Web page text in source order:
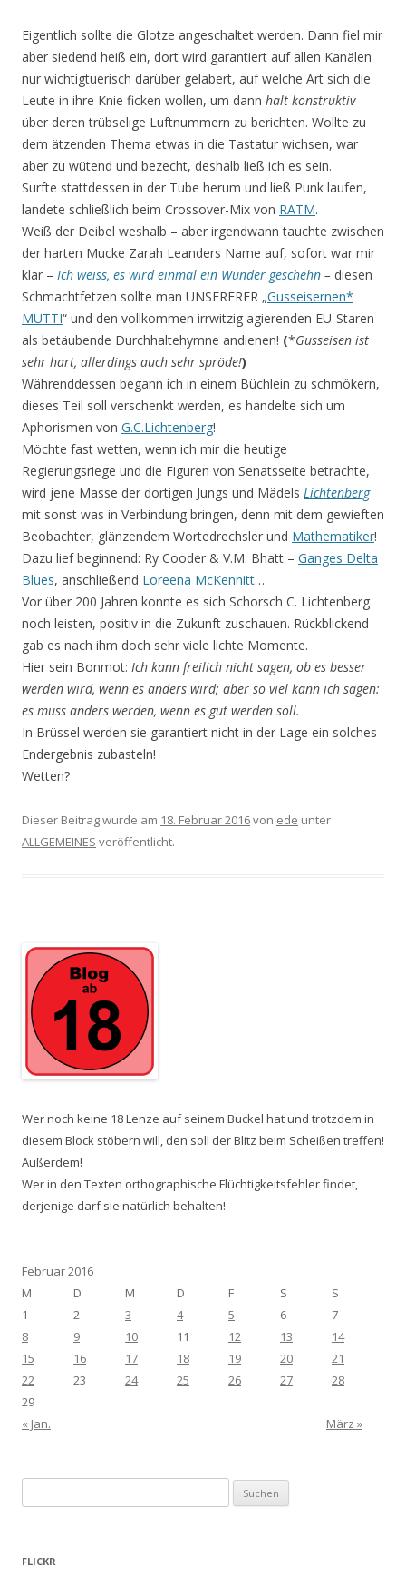
Eigentlich sollte die Glotze angeschaltet werden. Dann fiel mir
aber siedend heiß ein, dort wird garantiert auf allen Kanälen
nur wichtigtuerisch darüber gelabert, auf welche Art sich die
Leute in ihre Knie ficken wollen, um dann halt konstruktiv
über deren trübselige Luftnummern zu berichten. Wollte zu
dem ätzenden Thema etwas in die Tastatur wichsen, war
aber zu wütend und bezecht, deshalb ließ ich es sein.
Surfte stattdessen in der Tube herum und ließ Punk laufen,
landete schließlich beim Crossover-Mix von RATM.
Weiß der Deibel weshalb – aber irgendwann tauchte zwischen
der harten Mucke Zarah Leanders Name auf, sofort war mir
klar – Ich weiss, es wird einmal ein Wunder geschehn – diesen
Schmachtfetzen sollte man UNSERERER „Gusseisernen*
MUTTI“ und den vollkommen irrwitzig agierenden EU-Staren
als betäubende Durchhaltehymne andienen! (*Gusseisen ist
sehr hart, allerdings auch sehr spröde!)
Währenddessen begann ich in einem Büchlein zu schmökern,
dieses Teil soll verschenkt werden, es handelte sich um
Aphorismen von G.C.Lichtenberg!
Möchte fast wetten, wenn ich mir die heutige
Regierungsriege und die Figuren von Senatsseite betrachte,
wird jene Masse der dortigen Jungs und Mädels Lichtenberg
mit sonst was in Verbindung bringen, denn mit dem gewieften
Beobachter, glänzendem Wortedrechsler und Mathematiker!
Dazu lief beginnend: Ry Cooder & V.M. Bhatt – Ganges Delta
Blues, anschließend Loreena McKennitt…
Vor über 200 Jahren konnte es sich Schorsch C. Lichtenberg
noch leisten, positiv in die Zukunft zuschauen. Rückblickend
gab es nach ihm doch sehr viele lichte Momente.
Hier sein Bonmot: Ich kann freilich nicht sagen, ob es besser
werden wird, wenn es anders wird; aber so viel kann ich sagen:
es muss anders werden, wenn es gut werden soll.
In Brüssel werden sie garantiert nicht in der Lage ein solches
Endergebnis zubasteln!
Wetten?
Dieser Beitrag wurde am 18. Februar 2016von ede unter
ALLGEMEINES veröffentlicht.
Wer noch keine 18 Lenze auf seinem Buckel hat und trotzdem in
diesem Block stöbern will, den soll der Blitz beim Scheißen treffen!
Außerdem!
Wer in den Texten orthographische Flüchtigkeitsfehler findet,
derjenige darf sie natürlich behalten!
Februar 2016
M
D M D F S
S
1
2 3 4 5 6
7
8
9 10 11 12 13
14
15
16 17 18 19 20
21
22
23 24 25 26 27
28
29
« Jan.
März »
nach:
FLICKR